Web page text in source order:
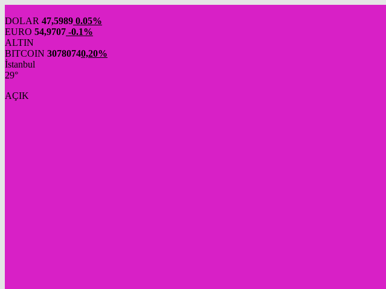
DOLAR 47,5989 0.05%
EURO 54,9707 -0.1%
ALTIN
BITCOIN 30780740,20%
İstanbul
29°
AÇIK